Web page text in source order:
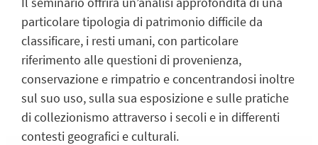
particolare tipologia di patrimonio difficile da
classificare, i resti umani, con particolare
riferimento alle questioni di provenienza,
conservazione e rimpatrio e concentrandosi inoltre
sul suo uso, sulla sua esposizione e sulle pratiche
di collezionismo attraverso i secoli e in differenti
contesti geografici e culturali.